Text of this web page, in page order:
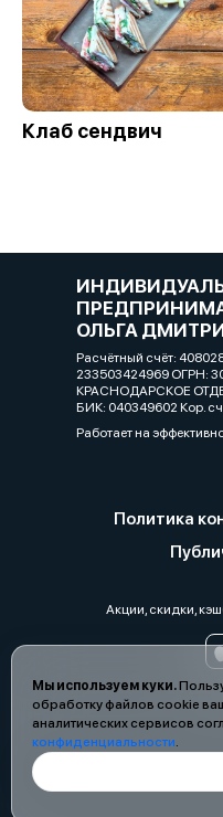
Мы используем куки.
обработку файлов cookie
аналитических сервисов
конфиденциальности.
Клаб сендвич
ОЛЬГА
Расчётный счёт:
233503424969 ОГРН:
КРАСНОДАРСКОЕ
БИК: 040349602 Кор.
Работает на
Политика
Акции, скидки,